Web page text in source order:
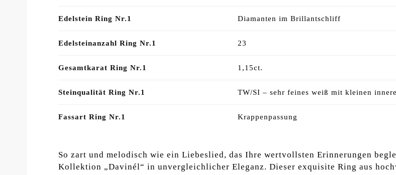
Edelstein Ring Nr.1 Diamanten im Brillantschliff
Edelsteinanzahl Ring Nr.1 23
Gesamtkarat Ring Nr.1 1,15ct.
Steinqualität Ring Nr.1 TW/SI – sehr feines weiß mit kleinen
Fassart Ring Nr.1 Krappenpassung
So zart und melodisch wie ein Liebeslied, das Ihre wertvollsten Erinnerungen
Kollektion „Davinél“ in unvergleichlicher Eleganz. Dieser exquisite Ring aus